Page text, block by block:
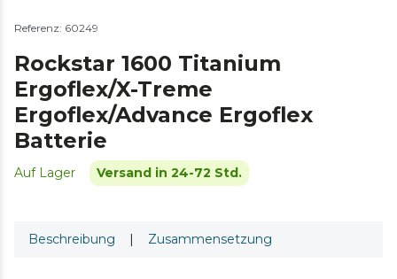
Referenz: 60249
Rockstar 1600 Titanium
Ergoflex/X-Treme
Ergoflex/Advance Ergoflex
Batterie
Auf Lager Versand in 24-72 Std.
Beschreibung | Zusammensetzung